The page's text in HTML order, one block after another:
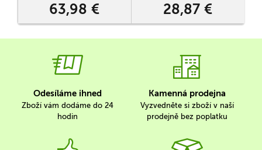
63,98 € 28,87 €
Odesíláme ihned
Zboží vám dodáme do 24
hodin
Kamenná prodejna
Vyzvedněte si zboží v naší
prodejně bez poplatku